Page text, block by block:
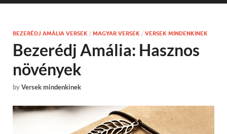
BEZERÉDJ AMÁLIA VERSEK / MAGYAR VERSEK / VERSEK MINDENKINEK
Bezerédj Amália: Hasznos
növények
byVersek mindenkinek